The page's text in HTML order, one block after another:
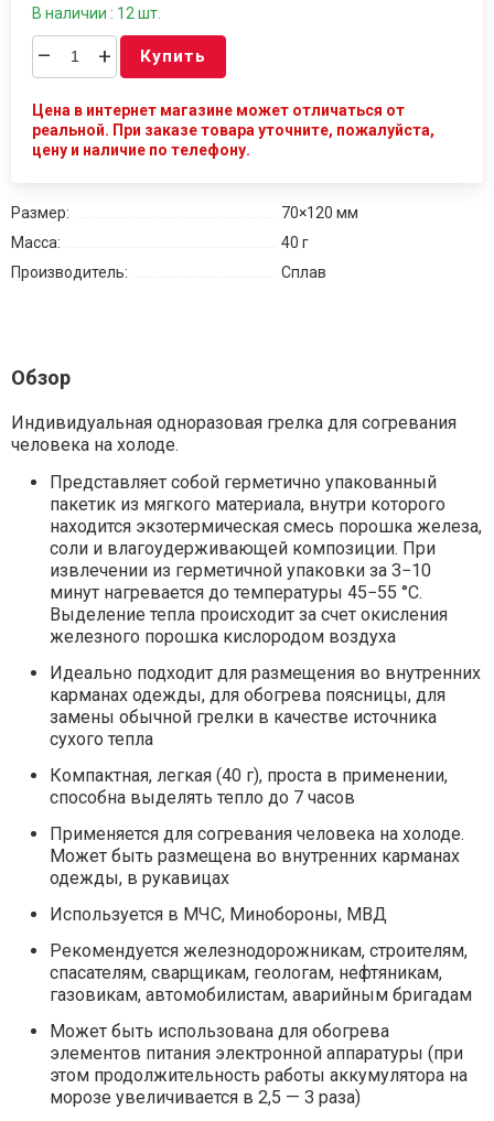
В наличии : 12 шт.
– + Купить
Цена в интернет магазине может отличаться от
реальной. При заказе товара уточните, пожалуйста,
цену и наличие по телефону.
Размер:
70×120 мм
Масса:
40 г
Производитель:
Сплав
Обзор
Индивидуальная одноразовая грелка для согревания
человека на холоде.
Представляет собой герметично упакованный
пакетик из мягкого материала, внутри которого
находится экзотермическая смесь порошка железа,
соли и влагоудерживающей композиции. При
извлечении из герметичной упаковки за 3−10
минут нагревается до температуры 45−55 °С.
Выделение тепла происходит за счет окисления
железного порошка кислородом воздуха
Идеально подходит для размещения во внутренних
карманах одежды, для обогрева поясницы, для
замены обычной грелки в качестве источника
сухого тепла
Компактная, легкая (40 г), проста в применении,
способна выделять тепло до 7 часов
Применяется для согревания человека на холоде.
Может быть размещена во внутренних карманах
одежды, в рукавицах
Используется в МЧС, Минобороны, МВД
Рекомендуется железнодорожникам, строителям,
спасателям, сварщикам, геологам, нефтяникам,
газовикам, автомобилистам, аварийным бригадам
Может быть использована для обогрева
элементов питания электронной аппаратуры (при
этом продолжительность работы аккумулятора на
морозе увеличивается в 2,5 — 3 раза)